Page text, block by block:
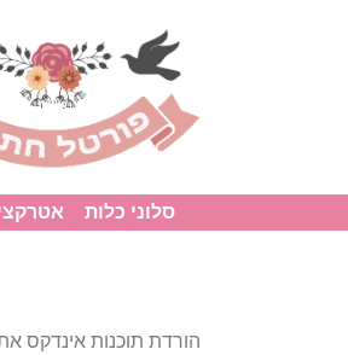
סלוני כלות
הורדת תוכנות אינדקס